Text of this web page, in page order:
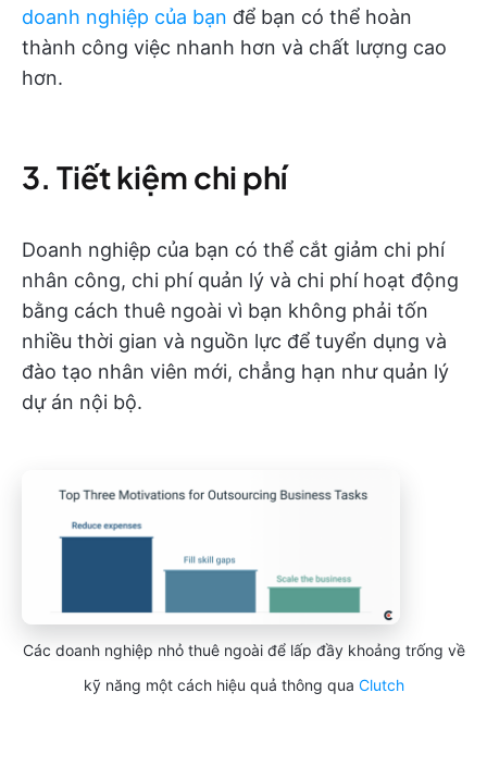
doanh nghiệp của bạn để bạn có thể hoàn
thành công việc nhanh hơn và chất lượng cao
hơn.
3. Tiết kiệm chi phí
Doanh nghiệp của bạn có thể cắt giảm chi phí
nhân công, chi phí quản lý và chi phí hoạt động
bằng cách thuê ngoài vì bạn không phải tốn
nhiều thời gian và nguồn lực để tuyển dụng và
đào tạo nhân viên mới, chẳng hạn như quản lý
dự án nội bộ.
Các doanh nghiệp nhỏ thuê ngoài để lấp đầy khoảng trống về
kỹ năng một cách hiệu quả thông qua Clutch